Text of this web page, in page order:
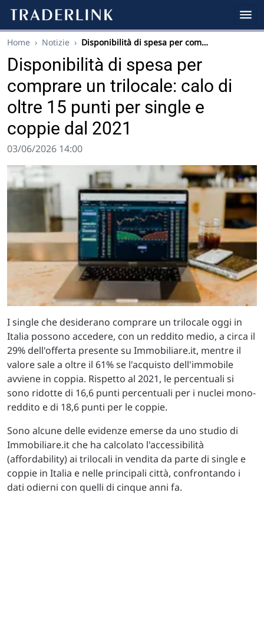
Home › Notizie › Disponibilità di spesa per com…
Disponibilità di spesa per
comprare un trilocale: calo di
oltre 15 punti per single e
coppie dal 2021
03/06/2026 14:00
I single che desiderano comprare un trilocale oggi in
Italia possono accedere, con un reddito medio, a circa il
29% dell'offerta presente su Immobiliare.it, mentre il
valore sale a oltre il 61% se l'acquisto dell'immobile
avviene in coppia. Rispetto al 2021, le percentuali si
sono ridotte di 16,6 punti percentuali per i nuclei mono-
reddito e di 18,6 punti per le coppie.
Sono alcune delle evidenze emerse da uno studio di
Immobiliare.it che ha calcolato l'accessibilità
(affordability) ai trilocali in vendita da parte di single e
coppie in Italia e nelle principali città, confrontando i
dati odierni con quelli di cinque anni fa.